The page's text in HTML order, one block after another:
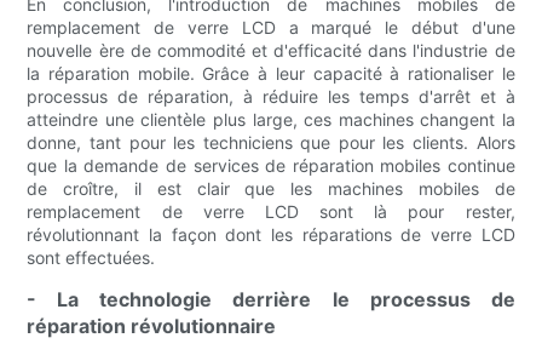
remplacement de verre LCD a marqué le début d'une
nouvelle ère de commodité et d'efficacité dans l'industrie de
la réparation mobile. Grâce à leur capacité à rationaliser le
processus de réparation, à réduire les temps d'arrêt et à
atteindre une clientèle plus large, ces machines changent la
donne, tant pour les techniciens que pour les clients. Alors
que la demande de services de réparation mobiles continue
de croître, il est clair que les machines mobiles de
remplacement de verre LCD sont là pour rester,
révolutionnant la façon dont les réparations de verre LCD
sont effectuées.
- La technologie derrière le processus de
réparation révolutionnaire